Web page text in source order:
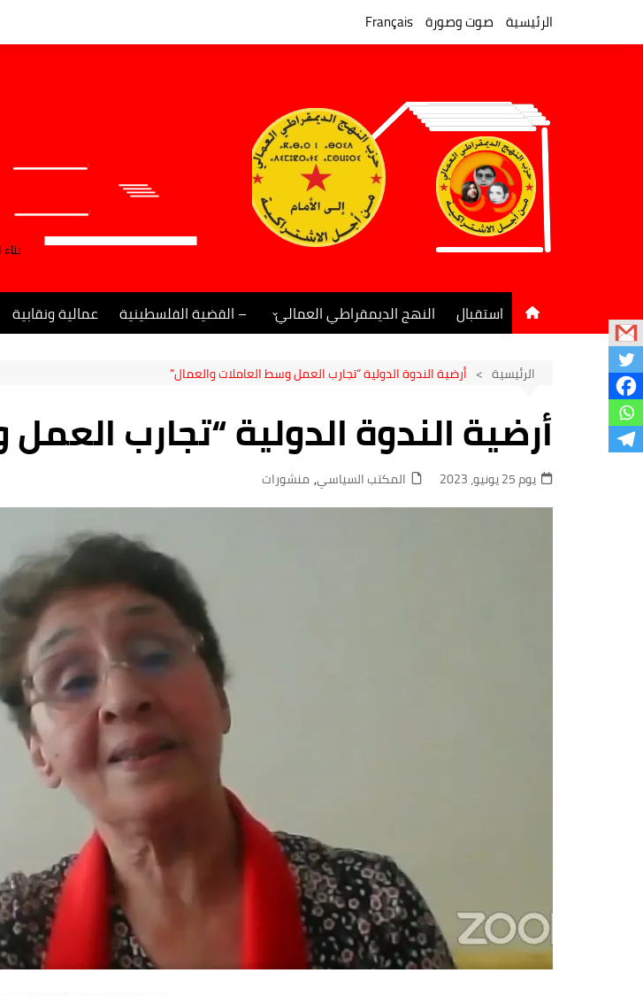
الرئيسية صوت وصورة Français
استقبال النهج الديمقراطي العمالي
جريدة النهج الديمقراطي
– القضية الفلسطينية عمالية ونقابية
الرئيسية أرضية الندوة الدولية “تجارب العمل وسط العاملات والعمال”
أرضية الندوة الدولية “تجارب
يوم 25 يونيو، 2023 المكتب السياسي,منشورات